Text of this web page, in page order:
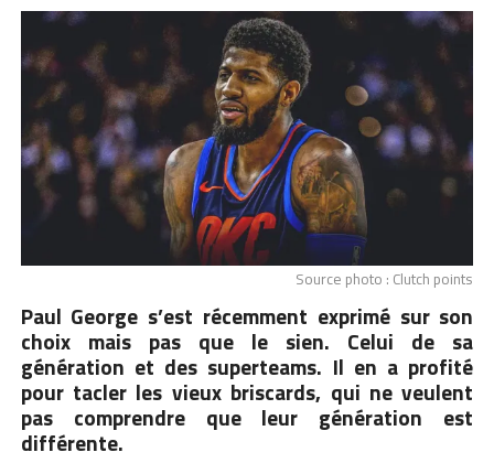
Source photo : Clutch points
Paul George s’est récemment exprimé sur son
choix mais pas que le sien. Celui de sa
génération et des superteams. Il en a profité
pour tacler les vieux briscards, qui ne veulent
pas comprendre que leur génération est
différente.